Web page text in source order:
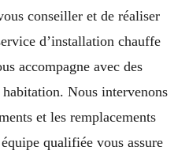
conseiller et de réaliser
d’installation chauffe
accompagne avec des
Nous intervenons
et les remplacements
qualifiée vous assure